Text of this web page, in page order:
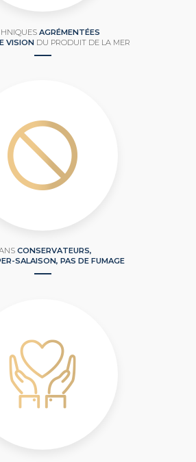
AGRÉMENTÉES
VISION DU PRODUIT DE LA MER
CONSERVATEURS,
SALAISON, PAS DE FUMAGE